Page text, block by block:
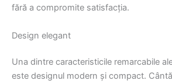
fără a compromite satisfacția.
Design elegant
Una dintre caracteristicile remarcabile
este designul modern și compact.